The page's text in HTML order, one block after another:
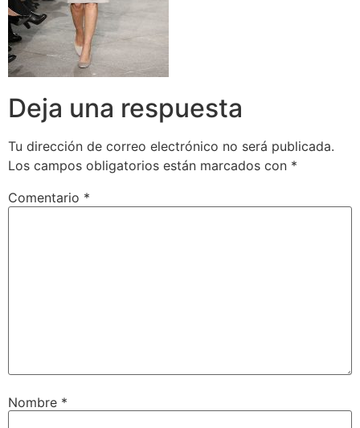
Deja una respuesta
Tu dirección de correo electrónico no será publicada.
Los campos obligatorios están marcados con *
Comentario *
Nombre *